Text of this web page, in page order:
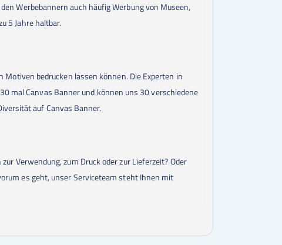
Werbebannern auch häufig Werbung von Museen,
5 Jahre haltbar.
bedrucken lassen können. Die Experten in
mal Canvas Banner und können uns 30 verschiedene
auf Canvas Banner.
Verwendung, zum Druck oder zur Lieferzeit? Oder
es geht, unser Serviceteam steht Ihnen mit